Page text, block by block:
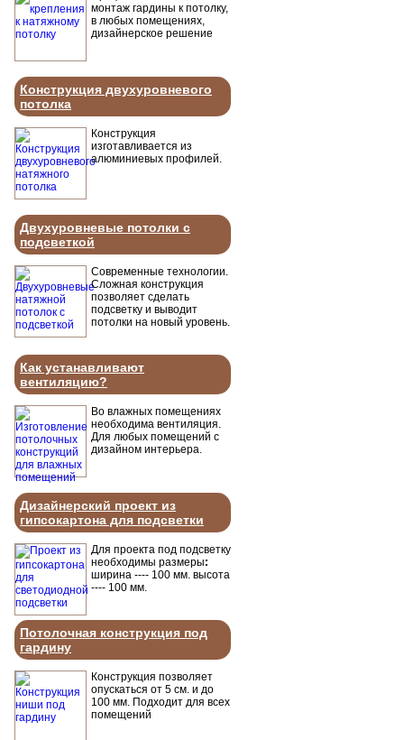
монтаж гардины к потолку,
в любых помещениях,
дизайнерское решение
Конструкция двухуровневого
потолка
Конструкция
изготавливается из
алюминиевых профилей.
Двухуровневые потолки с
подсветкой
Современные технологии.
Сложная конструкция
позволяет сделать
подсветку и выводит
потолки на новый уровень.
Как устанавливают
вентиляцию?
Во влажных помещениях
необходима вентиляция.
Для любых помещений с
дизайном интерьера.
Дизайнерский проект из
гипсокартона для подсветки
Для проекта под подсветку
необходимы размеры:
ширина ---- 100 мм. высота
---- 100 мм.
Потолочная конструкция под
гардину
Конструкция позволяет
опускаться от 5 см. и до
100 мм. Подходит для всех
помещений